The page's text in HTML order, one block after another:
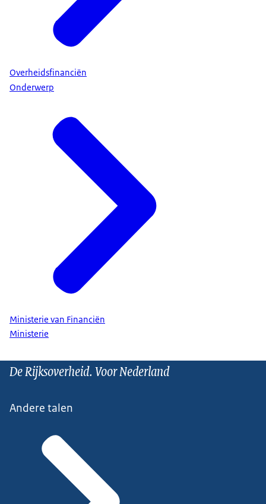
Overheidsfinanciën
Onderwerp
Ministerie van Financiën
Ministerie
De Rijksoverheid. Voor Nederland
Andere talen